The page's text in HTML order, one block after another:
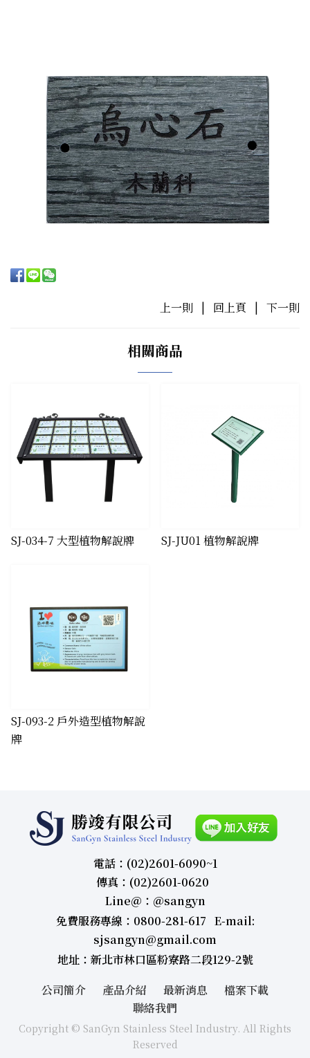
上一則 | 回上頁 | 下一則
相關商品
SJ-034-7 大型植物解說牌 SJ-JU01 植物解說牌
​SJ-093-2 戶外造型植物解說
牌
電話：(02)2601-6090~1
傳真：(02)2601-0620
Line＠：＠sangyn
免費服務專線：0800-281-617 E-mail:
sjsangyn@gmail.com
地址：新北市林口區粉寮路二段129-2號
公司簡介
產品介紹 最新消息
檔案下載
聯絡我們
Copyright © SanGyn Stainless Steel Industry. All Rights
Reserved